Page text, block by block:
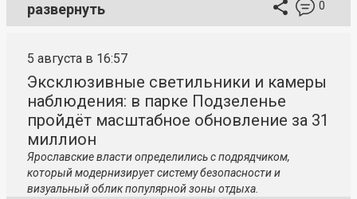
развернуть 0
5 августа в 16:57
Эксклюзивные светильники и камеры
наблюдения: в парке Подзеленье
пройдёт масштабное обновление за 31
миллион
Ярославские власти определились с подрядчиком,
который модернизирует систему безопасности и
визуальный облик популярной зоны отдыха.